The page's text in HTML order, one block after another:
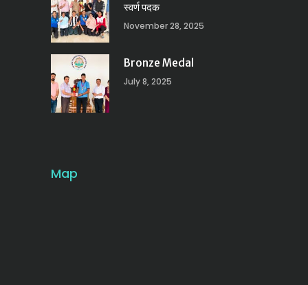
स्वर्ण पदक
November 28, 2025
Bronze Medal
July 8, 2025
Map